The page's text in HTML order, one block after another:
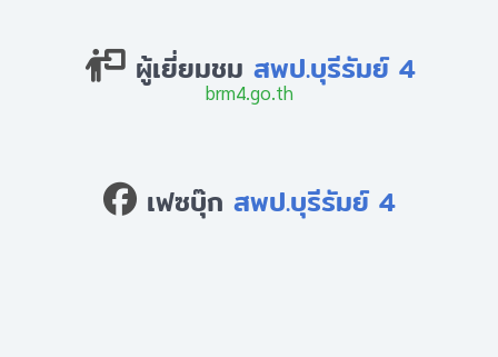
ผู้เยี่ยมชม สพป.บุรีรัมย์ 4
brm4.go.th
เฟซบุ๊ก สพป.บุรีรัมย์ 4